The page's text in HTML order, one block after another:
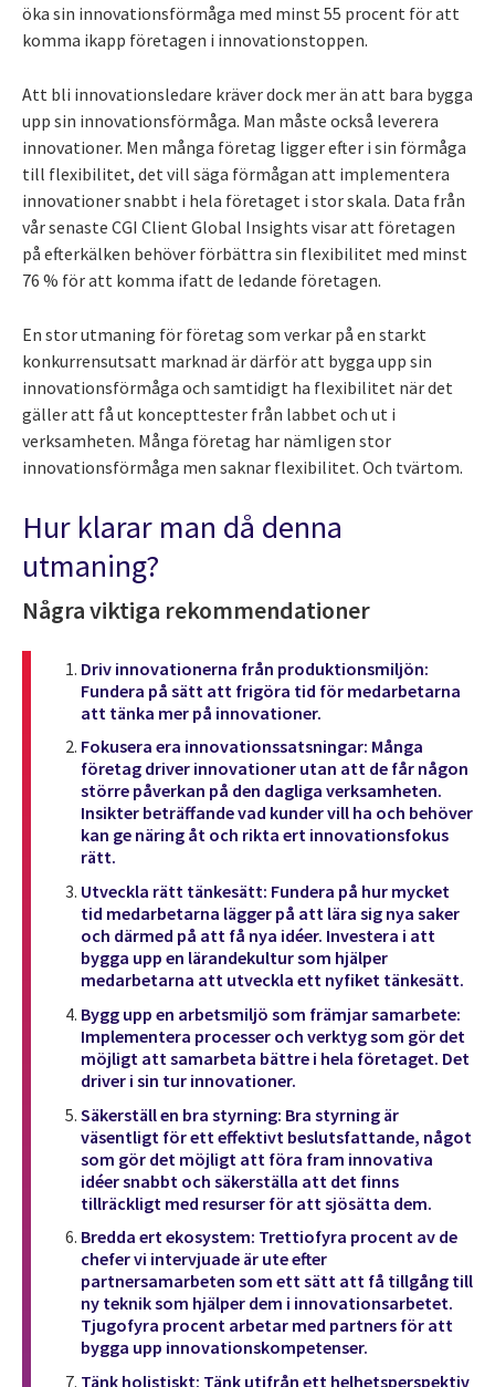
öka sin innovationsförmåga med minst 55 procent för att
komma ikapp företagen i innovationstoppen.
Att bli innovationsledare kräver dock mer än att bara bygga
upp sin innovationsförmåga. Man måste också leverera
innovationer. Men många företag ligger efter i sin förmåga
till flexibilitet, det vill säga förmågan att implementera
innovationer snabbt i hela företaget i stor skala. Data från
vår senaste CGI Client Global Insights visar att företagen
på efterkälken behöver förbättra sin flexibilitet med minst
76 % för att komma ifatt de ledande företagen.
En stor utmaning för företag som verkar på en starkt
konkurrensutsatt marknad är därför att bygga upp sin
innovationsförmåga och samtidigt ha flexibilitet när det
gäller att få ut koncepttester från labbet och ut i
verksamheten. Många företag har nämligen stor
innovationsförmåga men saknar flexibilitet. Och tvärtom.
Hur klarar man då denna
utmaning?
Några viktiga rekommendationer
Driv innovationerna från produktionsmiljön:
Fundera på sätt att frigöra tid för medarbetarna
att tänka mer på innovationer.
Fokusera era innovationssatsningar: Många
företag driver innovationer utan att de får någon
större påverkan på den dagliga verksamheten.
Insikter beträffande vad kunder vill ha och behöver
kan ge näring åt och rikta ert innovationsfokus
rätt.
Utveckla rätt tänkesätt: Fundera på hur mycket
tid medarbetarna lägger på att lära sig nya saker
och därmed på att få nya idéer. Investera i att
bygga upp en lärandekultur som hjälper
medarbetarna att utveckla ett nyfiket tänkesätt.
Bygg upp en arbetsmiljö som främjar samarbete:
Implementera processer och verktyg som gör det
möjligt att samarbeta bättre i hela företaget. Det
driver i sin tur innovationer.
Säkerställ en bra styrning: Bra styrning är
väsentligt för ett effektivt beslutsfattande, något
som gör det möjligt att föra fram innovativa
idéer snabbt och säkerställa att det finns
tillräckligt med resurser för att sjösätta dem.
Bredda ert ekosystem: Trettiofyra procent av de
chefer vi intervjuade är ute efter
partnersamarbeten som ett sätt att få tillgång till
ny teknik som hjälper dem i innovationsarbetet.
Tjugofyra procent arbetar med partners för att
bygga upp innovationskompetenser.
Tänk holistiskt: Tänk utifrån ett helhetsperspektiv